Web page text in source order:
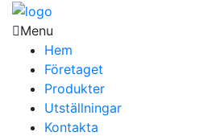
Menu
Hem
Företaget
Produkter
Utställningar
Kontakta